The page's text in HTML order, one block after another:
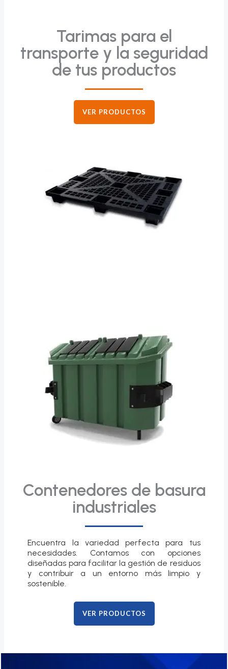
Tarimas para el
transporte y la seguridad
de tus productos
VER PRODUCTOS
Contenedores de basura
industriales
Encuentra la variedad perfecta para tus
necesidades. Contamos con opciones
diseñadas para facilitar la gestión de residuos
y contribuir a un entorno más limpio y
sostenible.
VER PRODUCTOS